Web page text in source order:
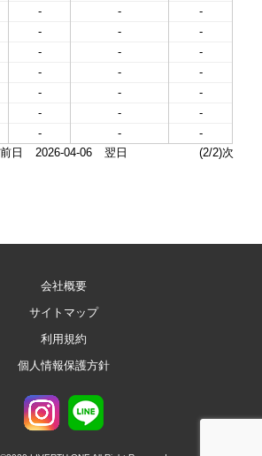
- -
-
- -
-
- -
-
- -
-
- -
-
- -
-
- -
-
前日
2026-04-06 翌日 (2/2)次
会社概要
サイトマップ
利用規約
個人情報保護方針